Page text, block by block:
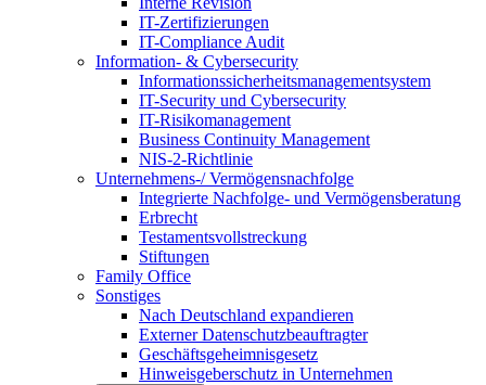
IT-Zertifizierungen
IT-Compliance Audit
Information- & Cybersecurity
Informationssicherheitsmanagementsystem
IT-Security und Cybersecurity
IT-Risikomanagement
Business Continuity Management
NIS-2-Richtlinie
Unternehmens-/Vermögensnachfolge
Integrierte Nachfolge- und Vermögensberatung
Erbrecht
Testamentsvollstreckung
Stiftungen
Family Office
Sonstiges
Nach Deutschland expandieren
Externer Datenschutzbeauftragter
Geschäftsgeheimnisgesetz
Hinweisgeberschutz in Unternehmen